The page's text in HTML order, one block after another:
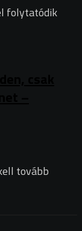
folytatódik
tovább